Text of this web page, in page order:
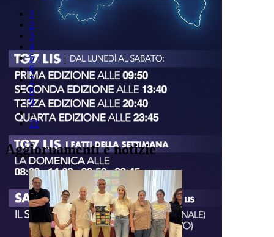
1
2
3
4
5
6
7
8
9
..
22
Aggiornamenti e notizie